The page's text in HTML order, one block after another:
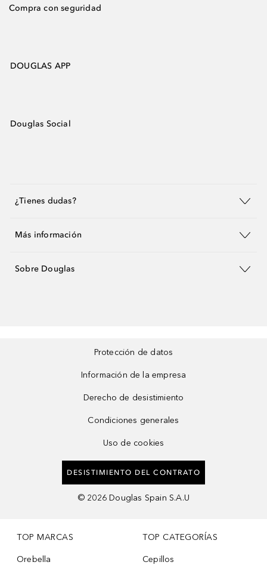
Compra con seguridad
DOUGLAS APP
Douglas Social
¿Tienes dudas?
Más información
Sobre Douglas
Protección de datos
Información de la empresa
Derecho de desistimiento
Condiciones generales
Uso de cookies
DESISTIMIENTO DEL CONTRATO
© 2026 Douglas Spain S.A.U
TOP MARCAS
Orebella
TOP CATEGORÍAS
Cepillos